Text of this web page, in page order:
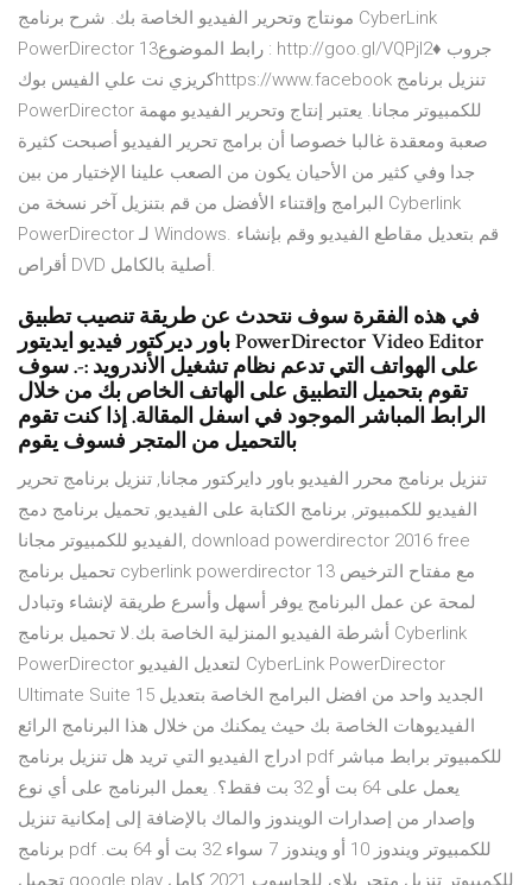
مونتاج وتحرير الفيديو الخاصة بك. شرح برنامج CyberLink
PowerDirector 13رابط الموضوع : http://goo.gl/VQPjl2♦ جروب
كريزي نت علي الفيس بوكhttps://www.facebook تنزيل برنامج
PowerDirector للكمبيوتر مجانا. يعتبر إنتاج وتحرير الفيديو مهمة
صعبة ومعقدة غالبا خصوصا أن برامج تحرير الفيديو أصبحت كثيرة
جدا وفي كثير من الأحيان يكون من الصعب علينا الإختيار من بين
البرامج وإقتناء الأفضل من قم بتنزيل آخر نسخة من Cyberlink
PowerDirector لـ Windows. قم بتعديل مقاطع الفيديو وقم بإنشاء
أقراص DVD أصلية بالكامل.
في هذه الفقرة سوف نتحدث عن طريقة تنصيب تطبيق
باور ديركتور فيديو ايديتور PowerDirector Video Editor
على الهواتف التي تدعم نظام تشغيل الأندرويد :-. سوف
تقوم بتحميل التطبيق على الهاتف الخاص بك من خلال
الرابط المباشر الموجود في اسفل المقالة. إذا كنت تقوم
بالتحميل من المتجر فسوف يقوم
تنزيل برنامج محرر الفيديو باور دايركتور مجانا, تنزيل برنامج تحرير
الفيديو للكمبيوتر, برنامج الكتابة على الفيديو, تحميل برنامج دمج
الفيديو للكمبيوتر مجانا, download powerdirector 2016 free
تحميل برنامج cyberlink powerdirector 13 مع مفتاح الترخيص
لمحة عن عمل البرنامج يوفر أسهل وأسرع طريقة لإنشاء وتبادل
أشرطة الفيديو المنزلية الخاصة بك.لا تحميل برنامج Cyberlink
PowerDirector لتعديل الفيديو CyberLink PowerDirector
Ultimate Suite 15 الجديد واحد من افضل البرامج الخاصة بتعديل
الفيديوهات الخاصة بك حيث يمكنك من خلال هذا البرنامج الرائع
ادراج الفيديو التي تريد هل تنزيل برنامج pdf للكمبيوتر برابط مباشر
يعمل على 64 بت أو 32 بت فقط؟. يعمل البرنامج على أي نوع
وإصدار من إصدارات الويندوز والماك بالإضافة إلى إمكانية تنزيل
برنامج pdf للكمبيوتر ويندوز 10 أو ويندوز 7 سواء 32 بت أو 64 بت.